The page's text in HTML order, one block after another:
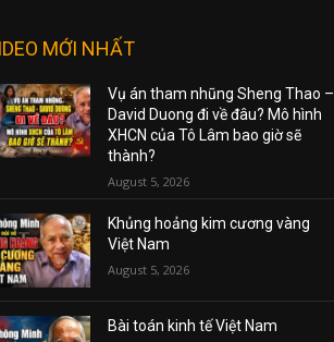
MỚI NHẤT
Vụ án tham nhũng Sheng Thao –
David Duong đi về đâu? Mô hình
XHCN của Tô Lâm bao giờ sẽ
thành?
August 5, 2026
Khủng hoảng kim cương vàng
Việt Nam
August 5, 2026
Bài toán kinh tế Việt Nam